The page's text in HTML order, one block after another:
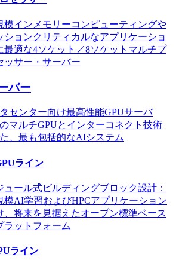
模インメモリーコンピューティングや
ションクリティカルなアプリケーショ
最適な4ソケット／8ソケットマルチプ
ッサー・サーバー
バー
センター向け最高性能GPUサーバ
マルチGPUとインターコネクト技術
、最も包括的なAIシステム
ライン
ュール式ビルディングブロック設計：
模AI学習およびHPCアプリケーション
、将来を見据えたオープン標準ベース
ラットフォーム
ライン